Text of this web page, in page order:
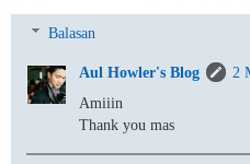
Balasan
Aul Howler's Blog
2
Amiiin
Thank you mas